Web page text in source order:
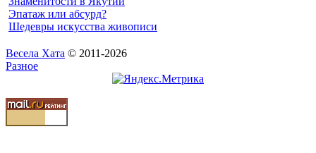
Эпатаж или абсурд?
Шедевры искусства живописи
Весела Хата © 2011-2026
Разное